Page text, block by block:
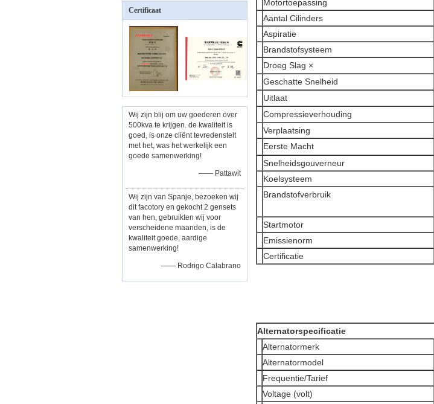
Certificaat
Wij zijn blij om uw goederen over
500kva te krijgen. de kwaliteit is
goed, is onze cliënt tevredenstelt
met het, was het werkelijk een
goede samenwerking!
—— Pattawit
Wij zijn van Spanje, bezoeken wij
dit facotory en gekocht 2 gensets
van hen, gebruikten wij voor
verscheidene maanden, is de
kwaliteit goede, aardige
samenwerking!
—— Rodrigo Calabrano
Motortoepassing
Aantal Cilinders
Aspiratie
Brandstofsysteem
Droeg Slag ×
Geschatte Snelheid
Uitlaat
Compressieverhouding
Verplaatsing
Eerste Macht
Snelheidsgouverneur
Koelsysteem
Brandstofverbruik
Startmotor
Emissienorm
Certificatie
Alternatorspecificatie
Alternatormerk
Alternatormodel
Frequentie/Tarief
Voltage (volt)